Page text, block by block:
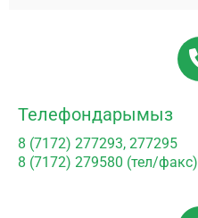
Телефондарымыз
8 (7172) 277293, 277295
8 (7172) 279580 (тел/факс)